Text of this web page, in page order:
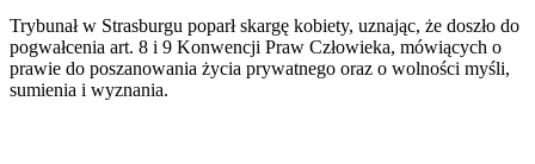
Trybunał w Strasburgu poparł skargę kobiety, uznając, że doszło do
pogwałcenia art. 8 i 9 Konwencji Praw Człowieka, mówiących o
prawie do poszanowania życia prywatnego oraz o wolności myśli,
sumienia i wyznania.